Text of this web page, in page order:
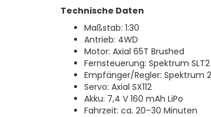
Technische Daten
Maßstab: 1:30
Antrieb: 4WD
Motor: Axial 65T Brushed
Fernsteuerung: Spektrum SLT2
Empfänger/Regler: Spektrum
Servo: Axial SX112
Akku: 7,4 V 160 mAh LiPo
Fahrzeit: ca. 20–30 Minuten